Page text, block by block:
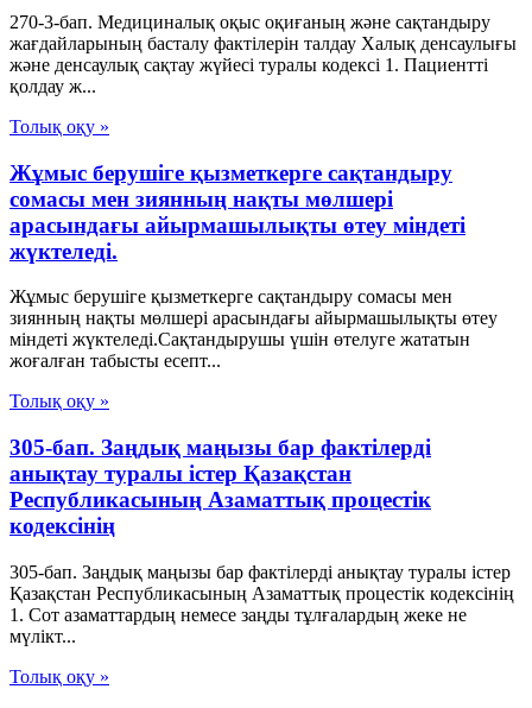
270-3-бап. Медициналық оқыс оқиғаның және сақтандыру
жағдайларының басталу фактілерін талдау Халық денсаулығы
және денсаулық сақтау жүйесі туралы кодексі 1. Пациентті
қолдау ж...
Толық оқу »
Жұмыс берушіге қызметкерге сақтандыру
сомасы мен зиянның нақты мөлшері
арасындағы айырмашылықты өтеу міндеті
жүктеледі.
Жұмыс берушіге қызметкерге сақтандыру сомасы мен
зиянның нақты мөлшері арасындағы айырмашылықты өтеу
міндеті жүктеледі.Сақтандырушы үшін өтелуге жататын
жоғалған табысты есепт...
Толық оқу »
305-бап. Заңдық маңызы бар фактілерді
анықтау туралы істер Қазақстан
Республикасының Азаматтық процестік
кодексінің
305-бап. Заңдық маңызы бар фактілерді анықтау туралы істер
Қазақстан Республикасының Азаматтық процестік кодексінің
1. Сот азаматтардың немесе заңды тұлғалардың жеке не
мүлікт...
Толық оқу »